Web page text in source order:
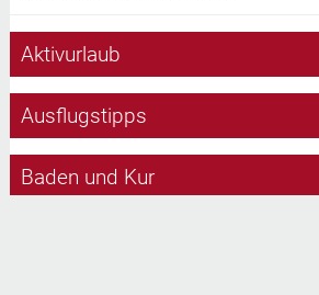
Aktivurlaub
Ausflugstipps
Baden und Kur